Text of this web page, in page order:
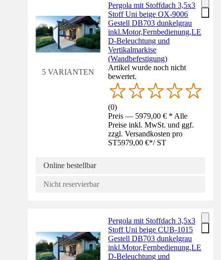
5 VARIANTEN
Pergola mit Stoffdach 3,5x3
Stoff Uni beige OX-9006
Gestell DB703 dunkelgrau
inkl.Motor,Fernbedienung,LE
D-Beleuchtung und
Vertikalmarkise
(Wandbefestigung)
Artikel wurde noch nicht
bewertet.
(0)
Preis — 5979,00 € * Alle
Preise inkl. MwSt. und ggf.
zzgl. Versandkosten pro
ST5979,00 €*/ ST
Online bestellbar
Nicht reservierbar
Pergola mit Stoffdach 3,5x3
Stoff Uni beige CUB-1015
Gestell DB703 dunkelgrau
inkl.Motor,Fernbedienung,LE
D-Beleuchtung und